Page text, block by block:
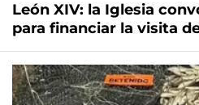
León XIV: la Iglesia
para financiar la visita